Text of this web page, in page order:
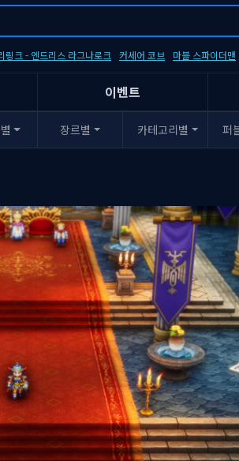
링크 - 엔드리스 라그나로크 커세어 코브 마블 스파이더맨
이벤트
장르별 카테고리별 퍼